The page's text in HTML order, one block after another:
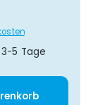
5 Tage